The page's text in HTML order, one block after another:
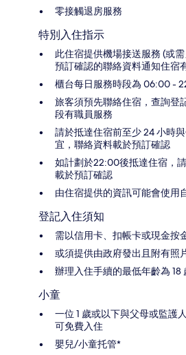
零接觸退房服務
特別入住指示
此住宿提供機場接送服務 (或
預訂確認的聯絡資料通知住宿
櫃台每日服務時段為 06:00 -
旅客須預先聯絡住宿，查詢登
段有職員服務
請於抵達住宿前至少 24 小時
宜，聯絡資料載於預訂確認
如計劃於22:00後抵達住宿，
載於預訂確認
由住宿提供的資訊可能會使用
登記入住須知
需以信用卡、扣帳卡或現金按
或須提供由政府發出且附有照
辦理入住手續的最低年齡為 18
小童
一位 1 歲或以下與父母或監護
可免費入住
嬰兒/小童托管*